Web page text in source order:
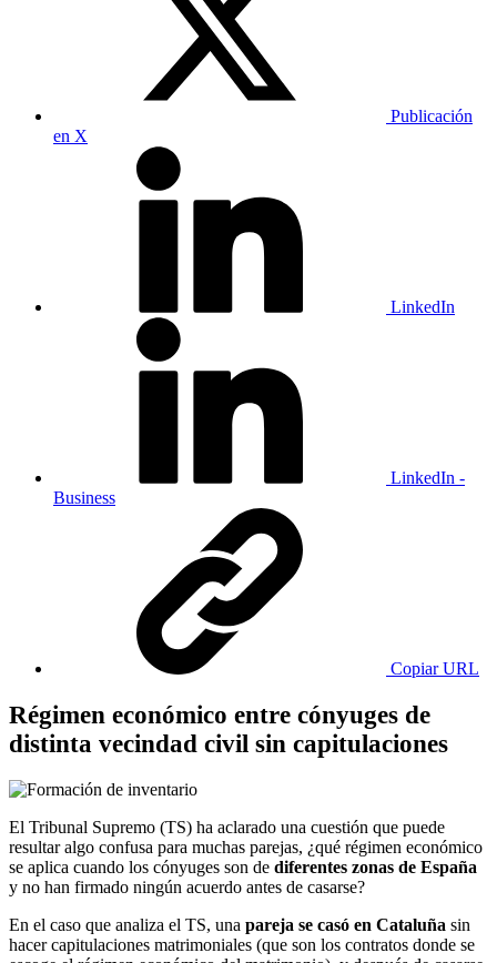
Publicación
en X
LinkedIn
LinkedIn -
Business
Copiar URL
Régimen económico entre cónyuges de
distinta vecindad civil sin capitulaciones
El Tribunal Supremo (TS) ha aclarado una cuestión que puede
resultar algo confusa para muchas parejas, ¿qué régimen económico
se aplica cuando los cónyuges son de diferentes zonas de España
y no han firmado ningún acuerdo antes de casarse?
En el caso que analiza el TS, una pareja se casó en Cataluña sin
hacer capitulaciones matrimoniales (que son los contratos donde se